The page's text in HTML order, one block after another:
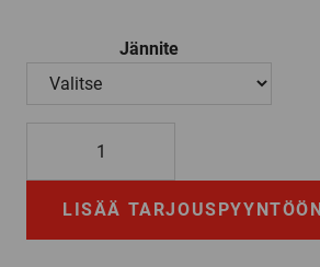
Jännite
LISÄÄ TARJOUSPYYNTÖÖN